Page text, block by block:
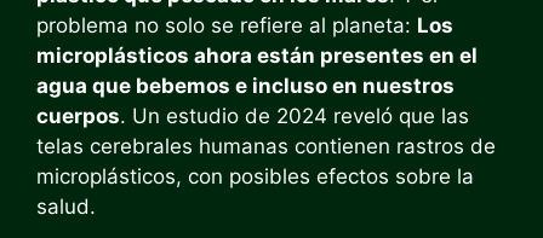
problema no solo se refiere al planeta: Los
microplásticos ahora están presentes en el
agua que bebemos e incluso en nuestros
cuerpos. Un estudio de 2024 reveló que las
telas cerebrales humanas contienen rastros de
microplásticos, con posibles efectos sobre la
salud.